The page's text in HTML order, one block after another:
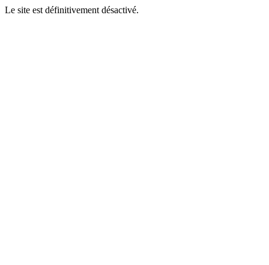
Le site est définitivement désactivé.